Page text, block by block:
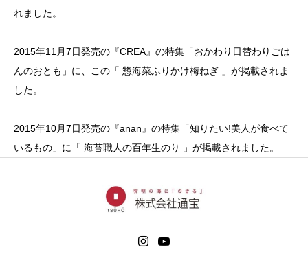
れました。
2015年11月7日発売の『CREA』の特集「おかわり日替わりごは
んのおとも」に、この「 惣海菜ふりかけ梅ねぎ 」が掲載されま
した。
2015年10月7日発売の『anan』の特集「知りたい!美人が食べて
いるもの」に「 海苔職人の百年生のり 」が掲載されました。